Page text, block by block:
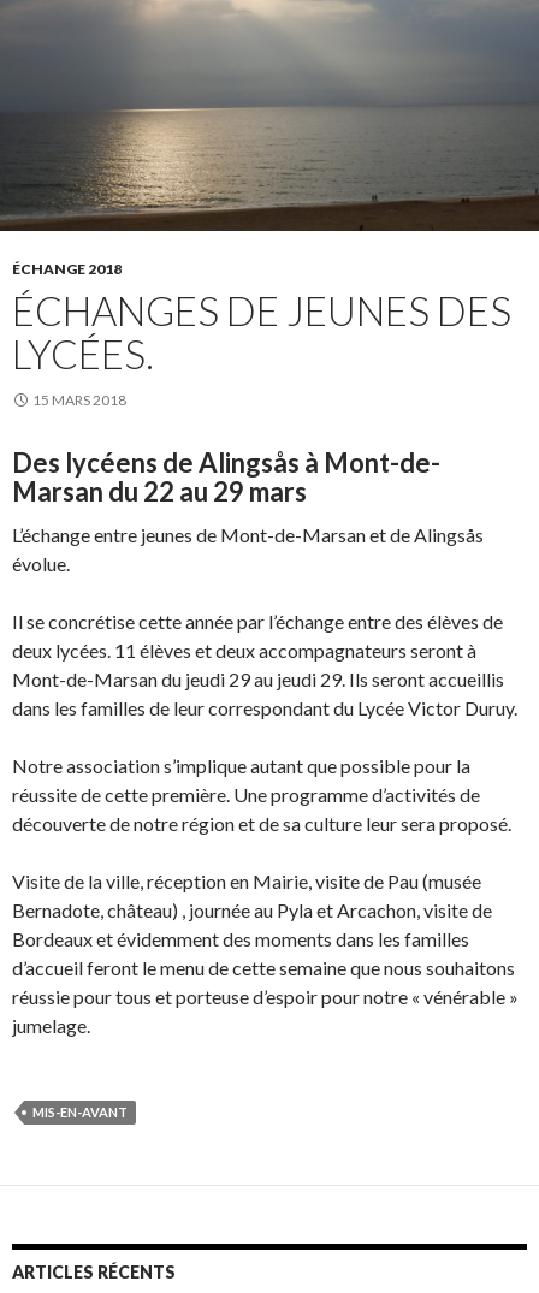
ÉCHANGE 2018
ÉCHANGES DE JEUNES DES
LYCÉES.
15 MARS 2018
Des lycéens de Alingsås à Mont-de-
Marsan du 22 au 29 mars
L’échange entre jeunes de Mont-de-Marsan et de Alingsås
évolue.
Il se concrétise cette année par l’échange entre des élèves de
deux lycées. 11 élèves et deux accompagnateurs seront à
Mont-de-Marsan du jeudi 29 au jeudi 29. Ils seront accueillis
dans les familles de leur correspondant du Lycée Victor Duruy.
Notre association s’implique autant que possible pour la
réussite de cette première. Une programme d’activités de
découverte de notre région et de sa culture leur sera proposé.
Visite de la ville, réception en Mairie, visite de Pau (musée
Bernadote, château) , journée au Pyla et Arcachon, visite de
Bordeaux et évidemment des moments dans les familles
d’accueil feront le menu de cette semaine que nous souhaitons
réussie pour tous et porteuse d’espoir pour notre « vénérable »
jumelage.
MIS-EN-AVANT
ARTICLES RÉCENTS